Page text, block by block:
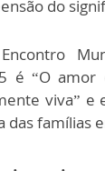
do
é “O
viva” e
das famílias